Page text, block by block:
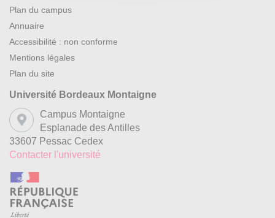
Plan du campus
Annuaire
Accessibilité : non conforme
Mentions légales
Plan du site
Université Bordeaux Montaigne
Campus Montaigne
Esplanade des Antilles
33607 Pessac Cedex
Contacter l'université